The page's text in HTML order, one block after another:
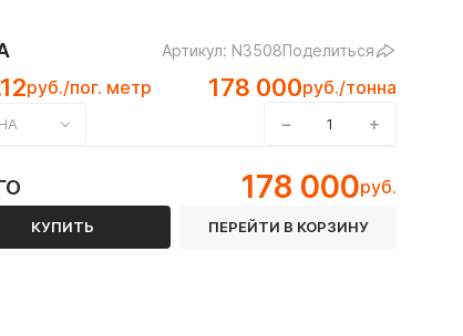
8645-68
Артикул: N3508Поделиться
руб./пог. метр 178 000руб./тонна
− +
178 000руб.
КУПИТЬ ПЕРЕЙТИ В КОРЗИНУ